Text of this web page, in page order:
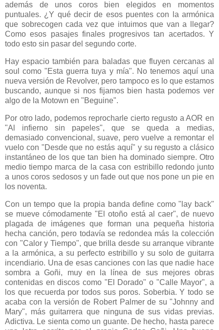
además de unos coros bien elegidos en momentos
puntuales. ¿Y qué decir de esos puentes con la armónica
que sobrecogen cada vez que intuimos que van a llegar?
Como esos pasajes finales progresivos tan acertados. Y
todo esto sin pasar del segundo corte.
Hay espacio también para baladas que fluyen cercanas al
soul como "Esta guerra tuya y mía". No tenemos aquí una
nueva versión de Revolver, pero tampoco es lo que estamos
buscando, aunque si nos fijamos bien hasta podemos ver
algo de la Motown en "Beguine".
Por otro lado, podemos reprocharle cierto regusto a AOR en
"Al infierno sin papeles", que se queda a medias,
demasiado convencional, suave, pero vuelve a remontar el
vuelo con "Desde que no estás aquí" y su regusto a clásico
instantáneo de los que tan bien ha dominado siempre. Otro
medio tiempo marca de la casa con estribillo redondo junto
a unos coros sedosos y un fade out que nos pone un pie en
los noventa.
Con un tempo que la propia banda define como "lay back"
se mueve cómodamente "El otoño está al caer", de nuevo
plagada de imágenes que forman una pequeña historia
hecha canción, pero todavía se redondea más la colección
con "Calor y Tiempo", que brilla desde su arranque vibrante
a la armónica, a su perfecto estribillo y su solo de guitarra
incendiario. Una de esas canciones con las que nadie hace
sombra a Goñi, muy en la línea de sus mejores obras
contenidas en discos como "El Dorado" o "Calle Mayor", a
los que recuerda por todos sus poros. Soberbia. Y todo se
acaba con la versión de Robert Palmer de su "Johnny and
Mary", más guitarrera que ninguna de sus vidas previas.
Adictiva. Le sienta como un guante. De hecho, hasta parece